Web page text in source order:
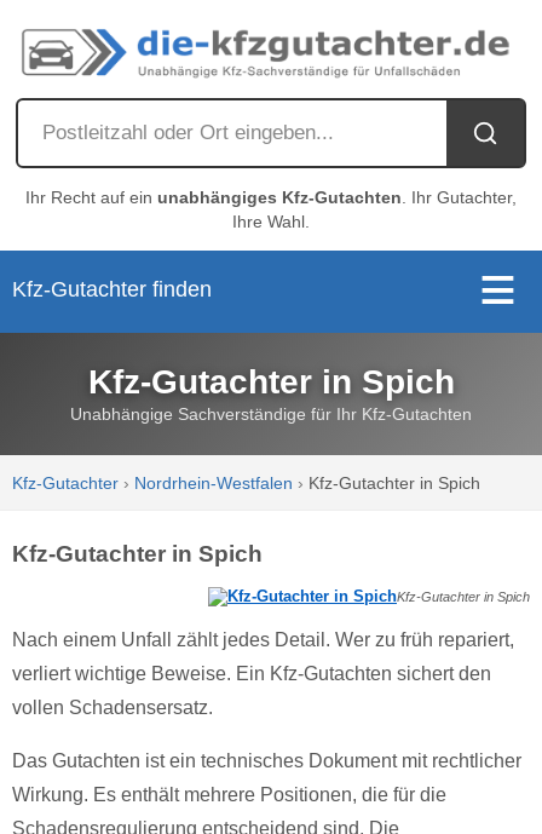
Ihr Recht auf ein unabhängiges Kfz-Gutachten . Ihr Gutachter,
Ihre Wahl.
Kfz-Gutachter finden
Kfz-Gutachter in Spich
Unabhängige Sachverständige für Ihr Kfz-Gutachten
Kfz-Gutachter › Nordrhein-Westfalen › Kfz-Gutachter in Spich
Kfz-Gutachter in Spich
Kfz-Gutachter in Spich
Nach einem Unfall zählt jedes Detail. Wer zu früh repariert,
verliert wichtige Beweise. Ein Kfz-Gutachten sichert den
vollen Schadensersatz.
Das Gutachten ist ein technisches Dokument mit rechtlicher
Wirkung. Es enthält mehrere Positionen, die für die
Schadensregulierung entscheidend sind. Die